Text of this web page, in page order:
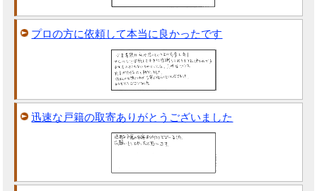
プロの方に依頼して本当に良かったです
迅速な戸籍の取寄ありがとうございました